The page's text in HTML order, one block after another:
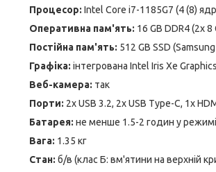
Процесор: Intel Core i7-1185G7 (4 (8)
Оперативна пам'ять: 16 GB DDR4 (2x 8
Постійна пам'ять: 512 GB SSD
Графіка: інтегрована Intel Iris Xe
Веб-камера: так
Порти: 2x USB 3.2, 2x USB Type-C, 1x
Батарея: не менше 1.5-2 годин у
Вага: 1.35 кг
Стан: б/в (клас Б: вм'ятини на верхній